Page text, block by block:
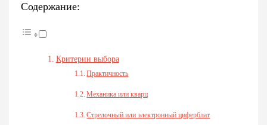
Содержание:
Критерии выбора
Практичность
Механика или кварц
Стрелочный или электронный циферблат